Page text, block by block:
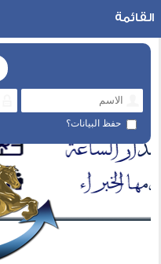
حفظ البيانات؟
القائمة